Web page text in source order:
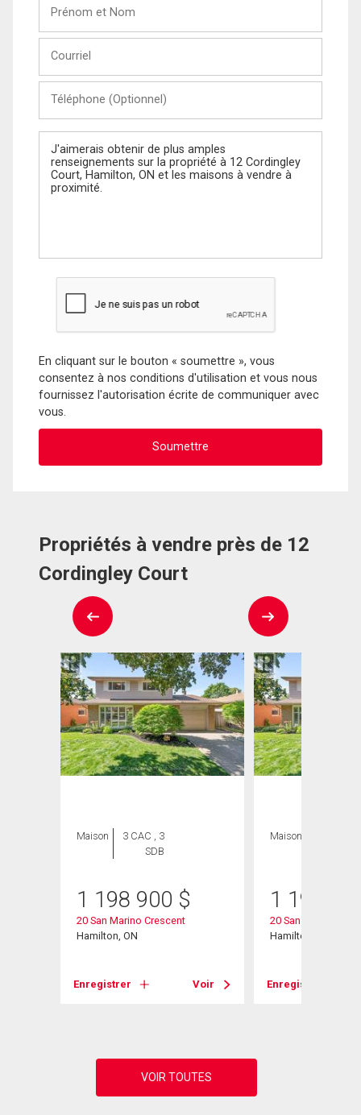
Nom
(Optionnel)
Message
En cliquant sur le bouton « soumettre », vous
consentez à nos conditions d'utilisation et vous nous
fournissez l'autorisation écrite de communiquer avec
vous.
Propriétés à vendre près de 12
Cordingley Court
Maison
3 CAC , 3
SDB
1 198 900 $
20 San Marino Crescent
Hamilton, ON
Enregistrer Voir
Maison
1 198
20 San Marino
Hamilton, ON
Enregistrer